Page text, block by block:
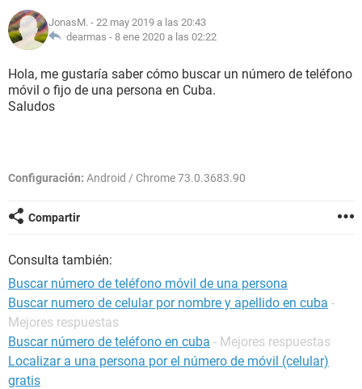
JonasM. - 22 may 2019 a las 20:43
dearmas - 8 ene 2020 a las 02:22
Hola, me gustaría saber cómo buscar un número de teléfono
móvil o fijo de una persona en Cuba.
Saludos
Configuración: Android / Chrome 73.0.3683.90
Compartir
Consulta también:
Buscar número de teléfono móvil de una persona
Buscar numero de celular por nombre y apellido en cuba -
Mejores respuestas
Buscar número de teléfono en cuba - Mejores respuestas
Localizar a una persona por el número de móvil (celular)
gratis